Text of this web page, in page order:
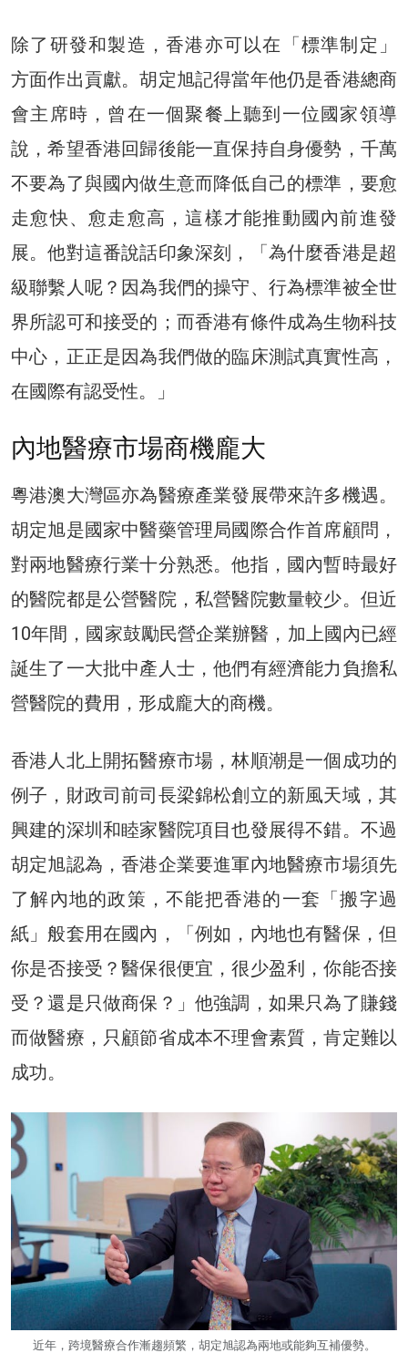
除了研發和製造，香港亦可以在「標準制定」
方面作出貢獻。胡定旭記得當年他仍是香港總商
會主席時，曾在一個聚餐上聽到一位國家領導
說，希望香港回歸後能一直保持自身優勢，千萬
不要為了與國內做生意而降低自己的標準，要愈
走愈快、愈走愈高，這樣才能推動國內前進發
展。他對這番說話印象深刻，「為什麼香港是超
級聯繫人呢？因為我們的操守、行為標準被全世
界所認可和接受的；而香港有條件成為生物科技
中心，正正是因為我們做的臨床測試真實性高，
在國際有認受性。」
內地醫療市場商機龐大
粵港澳大灣區亦為醫療產業發展帶來許多機遇。
胡定旭是國家中醫藥管理局國際合作首席顧問，
對兩地醫療行業十分熟悉。他指，國內暫時最好
的醫院都是公營醫院，私營醫院數量較少。但近
10年間，國家鼓勵民營企業辦醫，加上國內已經
誕生了一大批中產人士，他們有經濟能力負擔私
營醫院的費用，形成龐大的商機。
香港人北上開拓醫療市場，林順潮是一個成功的
例子，財政司前司長梁錦松創立的新風天域，其
興建的深圳和睦家醫院項目也發展得不錯。不過
胡定旭認為，香港企業要進軍內地醫療市場須先
了解內地的政策，不能把香港的一套「搬字過
紙」般套用在國內，「例如，內地也有醫保，但
你是否接受？醫保很便宜，很少盈利，你能否接
受？還是只做商保？」他強調，如果只為了賺錢
而做醫療，只顧節省成本不理會素質，肯定難以
成功。
近年，跨境醫療合作漸趨頻繁，胡定旭認為兩地或能夠互補優勢。